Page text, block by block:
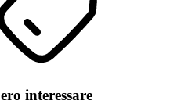
interessare